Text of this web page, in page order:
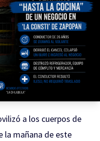
a los cuerpos de
la mañana de este